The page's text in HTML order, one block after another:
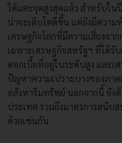
ได้แตะจุดสูงสุดแล้ว สำหรับใน
น่าจะเติบโตดีขึ้น แต่ยังมีความ
เศรษฐกิจโลกที่มีความเสี่ยงจา
เฉพาะเศรษฐกิจสหรัฐฯ ที่ได้รั
ดอกเบี้ยที่อยู่ในระดับสูง และเ
ปัญหาความเปราะบางของภาค
อสังหาริมทรัพย์ นอกจากนี้ ยัง
ประเทศ รวมถึงมาตรการสนับ
ด้วยเช่นกัน